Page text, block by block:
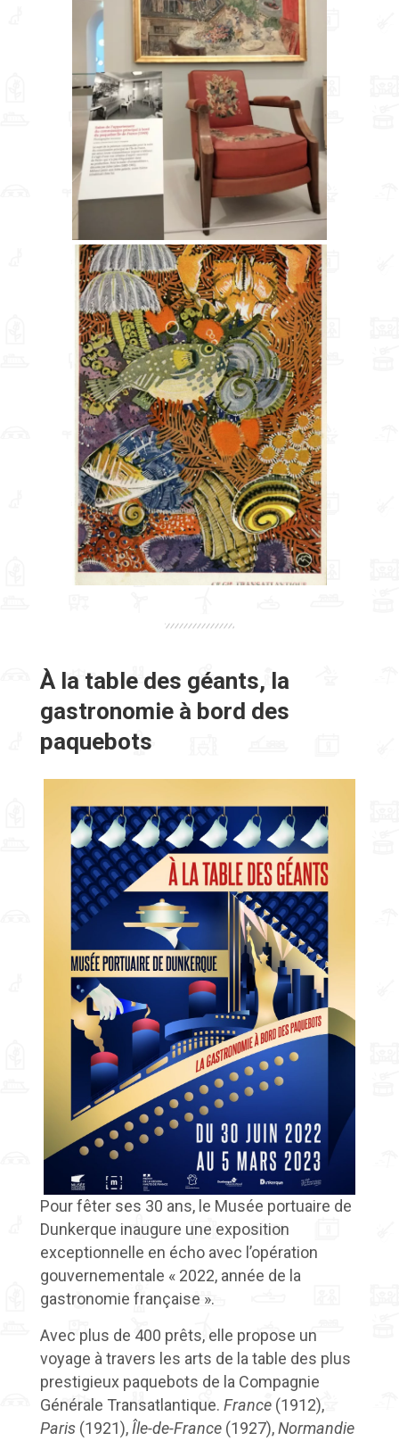
À la table des géants, la
gastronomie à bord des
paquebots
Pour fêter ses 30 ans, le Musée portuaire de
Dunkerque inaugure une exposition
exceptionnelle en écho avec l’opération
gouvernementale « 2022, année de la
gastronomie française ».
Avec plus de 400 prêts, elle propose un
voyage à travers les arts de la table des plus
prestigieux paquebots de la Compagnie
Générale Transatlantique. France (1912),
Paris (1921),Île-de-France (1927),Normandie